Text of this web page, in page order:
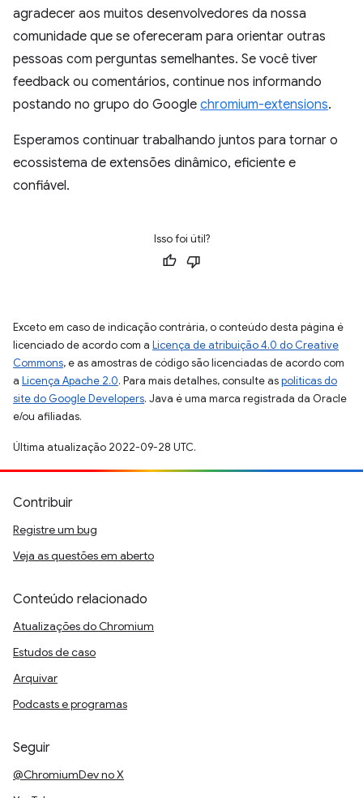
agradecer aos muitos desenvolvedores da nossa
comunidade que se ofereceram para orientar outras
pessoas com perguntas semelhantes. Se você tiver
feedback ou comentários, continue nos informando
postando no grupo do Google chromium-extensions.
Esperamos continuar trabalhando juntos para tornar o
ecossistema de extensões dinâmico, eficiente e
confiável.
Isso foi útil?
Exceto em caso de indicação contrária, o conteúdo desta página é
licenciado de acordo com a Licença de atribuição 4.0 do Creative
Commons, e as amostras de código são licenciadas de acordo com
a Licença Apache 2.0. Para mais detalhes, consulte aspolíticas do
site do Google Developers. Java é uma marca registrada da Oracle
e/ou afiliadas.
Última atualização 2022-09-28 UTC.
Contribuir
Registre um bug
Veja as questões em aberto
Conteúdo relacionado
Atualizações do Chromium
Estudos de caso
Arquivar
Podcasts e programas
Seguir
@ChromiumDev no X